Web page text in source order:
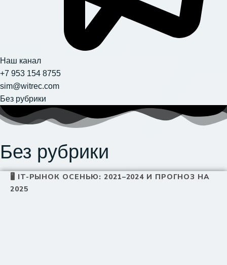
Наш канал
+7 953 154 8755
sim@witrec.com
Без рубрики
Без рубрики
🖥 IT-РЫНОК ОСЕНЬЮ: 2021–2024 И ПРОГНОЗ НА
2025